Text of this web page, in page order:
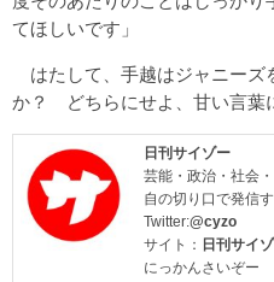
てほしいです」
はたして、手越はジャニーズ
か？ どちらにせよ、甘い言葉
日刊サイゾー
芸能・政治・社会
自の切り口で発信
Twitter:@cyzo
サイト： 日刊サイ
にっかんさいぞー